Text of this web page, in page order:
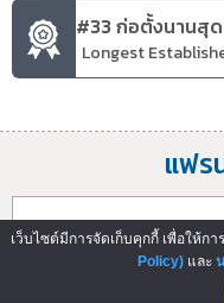
#33 ก่อตั้งนานสุด
Longest
แฟร
โมเน่ ชา แฟรนไชส์ชาน
เว็บไซต์มีการจัดเก็บคุกกี้ เพื่อให้ก
Policy)และ